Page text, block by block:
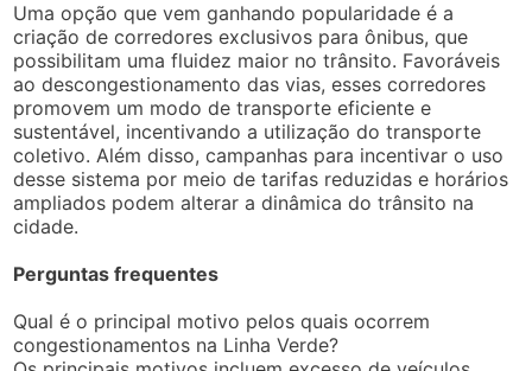
Uma opção que vem ganhando popularidade é a
criação de corredores exclusivos para ônibus, que
possibilitam uma fluidez maior no trânsito. Favoráveis
ao descongestionamento das vias, esses corredores
promovem um modo de transporte eficiente e
sustentável, incentivando a utilização do transporte
coletivo. Além disso, campanhas para incentivar o uso
desse sistema por meio de tarifas reduzidas e horários
ampliados podem alterar a dinâmica do trânsito na
cidade.
Perguntas frequentes
Qual é o principal motivo pelos quais ocorrem
congestionamentos na Linha Verde?